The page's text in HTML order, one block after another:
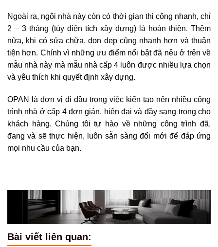
Ngoài ra, ngôi nhà này còn có thời gian thi công nhanh, chỉ
2 – 3 tháng (tùy diện tích xây dựng) là hoàn thiện. Thêm
nữa, khi có sửa chữa, dọn dẹp cũng nhanh hơn và thuận
tiện hơn. Chính vì những ưu điểm nổi bật đã nêu ở trên về
mẫu nhà này mà mẫu nhà cấp 4 luôn được nhiều lựa chọn
và yêu thích khi quyết định xây dựng.
OPAN là đơn vị đi đầu trong việc kiến tạo nên nhiều công
trình nhà ở cấp 4 đơn giản, hiện đại và đầy sang trọng cho
khách hàng. Chúng tôi tự hào về những công trình đã,
đang và sẽ thực hiện, luôn sẵn sàng đổi mới để đáp ứng
mọi nhu cầu của bạn.
Bài viết liên quan: